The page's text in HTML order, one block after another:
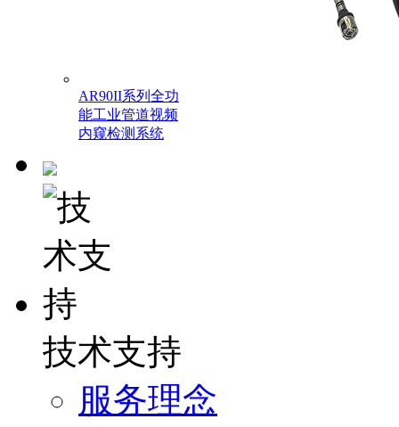
AR90II系列全功
能工业管道视频
内窥检测系统
技术支持
服务理念